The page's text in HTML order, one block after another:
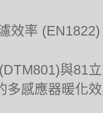
效率 (EN1822)
與81
多感應器暖化